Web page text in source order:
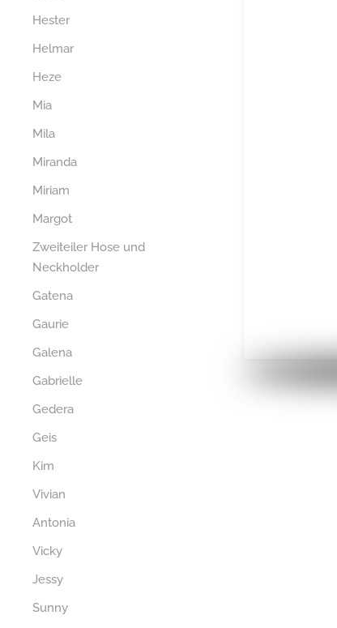
Hester
Helmar
Heze
Mia
Mila
Miranda
Miriam
Margot
Zweiteiler Hose und
Neckholder
Gatena
Gaurie
Galena
Gabrielle
Gedera
Geis
Kim
Vivian
Antonia
Vicky
Jessy
Sunny